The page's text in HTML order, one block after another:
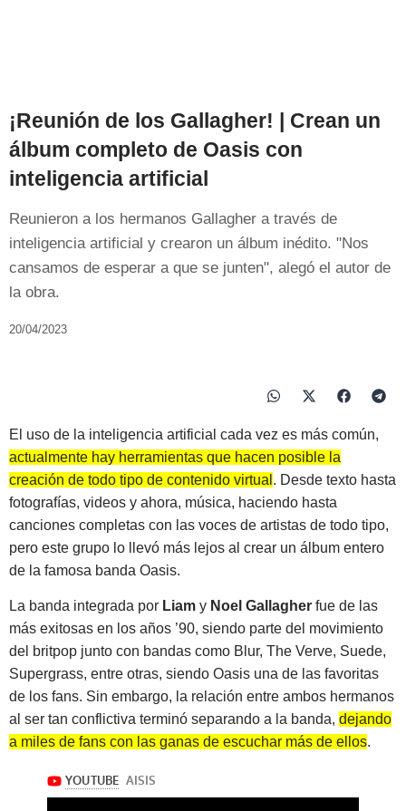
¡Reunión de los Gallagher! | Crean un
álbum completo de Oasis con
inteligencia artificial
Reunieron a los hermanos Gallagher a través de
inteligencia artificial y crearon un álbum inédito. "Nos
cansamos de esperar a que se junten", alegó el autor de
la obra.
20/04/2023
El uso de la inteligencia artificial cada vez es más común,
actualmente hay herramientas que hacen posible la
creación de todo tipo de contenido virtual . Desde texto hasta
fotografías, videos y ahora, música, haciendo hasta
canciones completas con las voces de artistas de todo tipo,
pero este grupo lo llevó más lejos al crear un álbum entero
de la famosa banda Oasis.
La banda integrada por Liam y Noel Gallagher fue de las
más exitosas en los años ’90, siendo parte del movimiento
del britpop junto con bandas como Blur, The Verve, Suede,
Supergrass, entre otras, siendo Oasis una de las favoritas
de los fans. Sin embargo, la relación entre ambos hermanos
al ser tan conflictiva terminó separando a la banda, dejando
a miles de fans con las ganas de escuchar más de ellos.